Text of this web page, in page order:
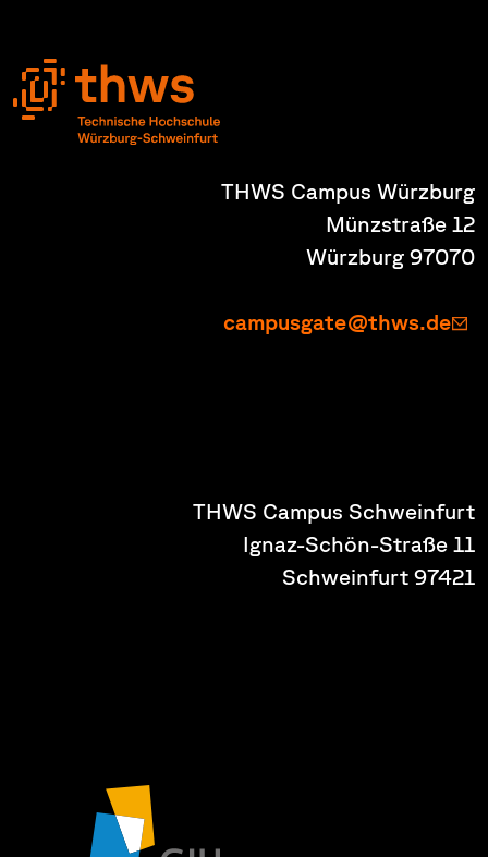
THWS Campus Würzburg
Münzstraße 12
97070 Würzburg
campusgate@thws.de
THWS Campus Schweinfurt
Ignaz-Schön-Straße 11
97421 Schweinfurt